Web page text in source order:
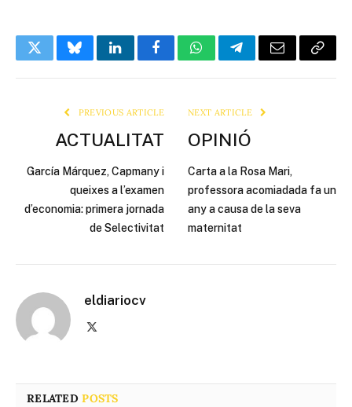
TwitterBlueskyLinkedInFacebookWhatsAppTelegramEmail Copy
PREVIOUS ARTICLE
ACTUALITAT
García Márquez, Capmany i
queixes a l’examen
d’economia: primera jornada
de Selectivitat
NEXT ARTICLE
OPINIÓ
Carta a la Rosa Mari,
professora acomiadada fa un
any a causa de la seva
maternitat
eldiariocv
RELATEDPOSTS